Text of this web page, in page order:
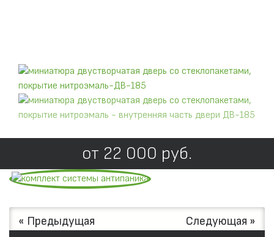
от 22 000 руб.
« Предыдущая Следующая »